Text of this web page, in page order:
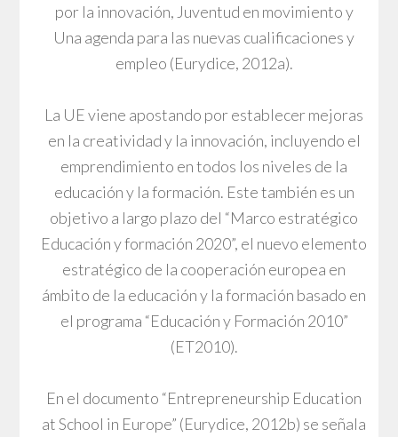
por la innovación, Juventud en movimiento y
Una agenda para las nuevas cualificaciones y
empleo (Eurydice, 2012a).
La UE viene apostando por establecer mejoras
en la creatividad y la innovación, incluyendo el
emprendimiento en todos los niveles de la
educación y la formación. Este también es un
objetivo a largo plazo del “Marco estratégico
Educación y formación 2020”, el nuevo elemento
estratégico de la cooperación europea en
ámbito de la educación y la formación basado en
el programa “Educación y Formación 2010”
(ET2010).
En el documento “Entrepreneurship Education
at School in Europe” (Eurydice, 2012b) se señala